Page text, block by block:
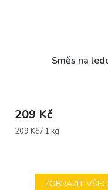
Směs na
209 Kč
Měrná
209 Kč / 1 kg
ZOBRAZIT